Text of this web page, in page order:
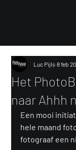
Het
naar Ahhh
Luc Pijls 8 feb
Een mooi
hele maand
fotograaf een